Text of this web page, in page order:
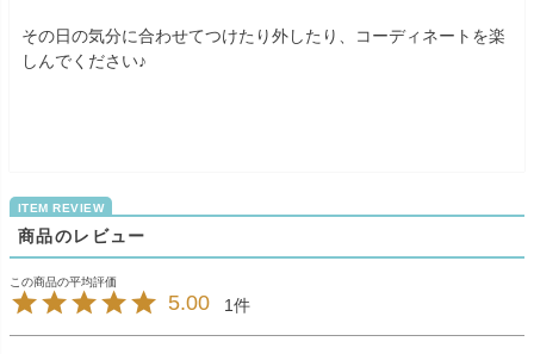
その日の気分に合わせてつけたり外したり、コーディネートを楽
しんでください♪
商品のレビュー
5.00 1